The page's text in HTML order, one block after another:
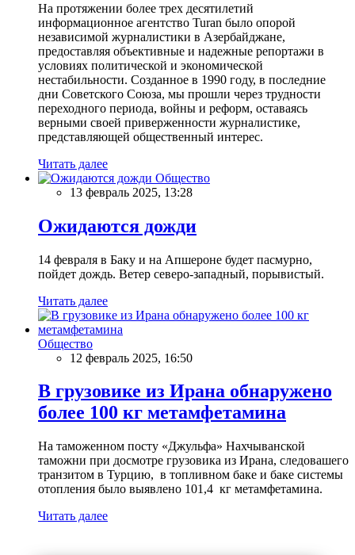
На протяжении более трех десятилетий
информационное агентство Turan было опорой
независимой журналистики в Азербайджане,
предоставляя объективные и надежные репортажи в
условиях политической и экономической
нестабильности. Созданное в 1990 году, в последние
дни Советского Союза, мы прошли через трудности
переходного периода, войны и реформ, оставаясь
верными своей приверженности журналистике,
представляющей общественный интерес.
Читать далее
Общество
13 февраль 2025, 13:28
Ожидаются дожди
14 февраля в Баку и на Апшероне будет пасмурно,
пойдет дождь. Ветер северо-западный, порывистый.
Читать далее
Общество
12 февраль 2025, 16:50
В грузовике из Ирана обнаружено
более 100 кг метамфетамина
На таможенном посту «Джульфа» Нахчыванской
таможни при досмотре грузовика из Ирана, следовашего
транзитом в Турцию, в топливном баке и баке системы
отопления было выявлено 101,4 кг метамфетамина.
Читать далее